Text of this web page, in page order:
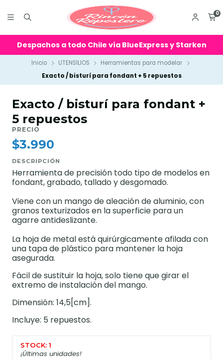
0
Despachos a todo Chile vía BlueExpress y Starken
Inicio UTENSILIOS
Herramientas para modelar
Exacto / bisturí para fondant + 5 repuestos
Exacto / bisturí para fondant +
5 repuestos
PRECIO
$3.990
DESCRIPCIÓN
Herramienta de precisión todo tipo de modelos en
fondant, grabado, tallado y desgomado.
Viene con un mango de aleación de aluminio, con
granos texturizados en la superficie para un
agarre antideslizante.
La hoja de metal está quirúrgicamente afilada con
una tapa de plástico para mantener la hoja
asegurada.
Fácil de sustituir la hoja, solo tiene que girar el
extremo de instalación del mango.
Dimensión: 14,5[cm].
Incluye: 5 repuestos.
STOCK: 1
¡Últimas unidades!